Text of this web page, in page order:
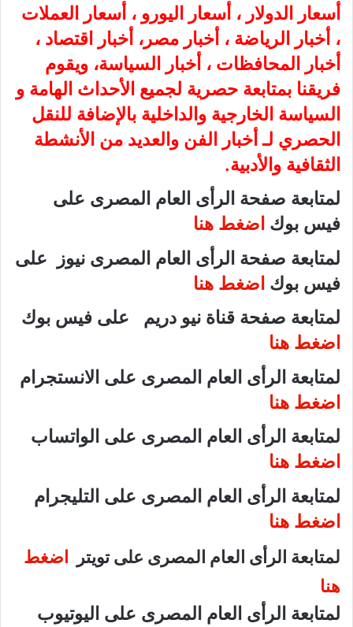
أسعار الدولار ، أسعار اليورو ، أسعار العملات
، أخبار الرياضة ، أخبار مصر، أخبار اقتصاد ،
أخبار المحافظات ، أخبار السياسة، ويقوم
فريقنا بمتابعة حصرية لجميع الأحداث الهامة و
السياسة الخارجية والداخلية بالإضافة للنقل
الحصري لـ أخبار الفن والعديد من الأنشطة
الثقافية والأدبية.
لمتابعة صفحة الرأى العام المصرى على
فيس بوك اضغط هنا
لمتابعة صفحة الرأى العام المصرى نيوز على
فيس بوك اضغط هنا
لمتابعة صفحة قناة نيو دريم على فيس بوك
اضغط هنا
لمتابعة الرأى العام المصرى على الانستجرام
اضغط هنا
لمتابعة الرأى العام المصرى على الواتساب
اضغط هنا
لمتابعة الرأى العام المصرى على التليجرام
اضغط هنا
لمتابعة الرأى العام المصرى على تويتر
اضغط
هنا
لمتابعة الرأى العام المصرى على اليوتيوب